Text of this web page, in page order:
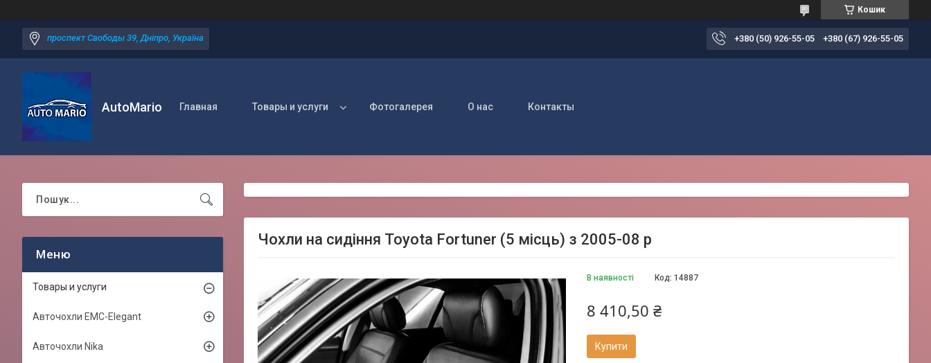
Кошик
проспект Свободы 39, Дніпро, Україна +380 (50) 926-55-05 +380 (67) 926-55-05
AutoMario Главная Товары и услуги Фотогалерея О нас Контакты
Чохли на сидіння Toyota Fortuner (5 місць) з 2005-08 р
В наявності Код: 14887
8 410,50 ₴
Купити
Товары и услуги
Авточохли EMC-Elegant
Авточохли Nika